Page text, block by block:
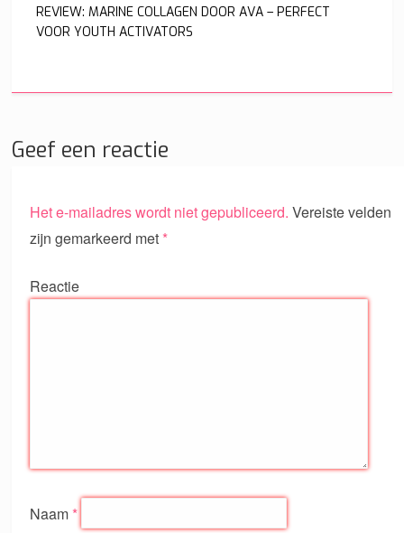
REVIEW: MARINE COLLAGEN DOOR AVA – PERFECT
VOOR YOUTH ACTIVATORS
Geef een reactie
Het e-mailadres wordt niet gepubliceerd. Vereiste velden
zijn gemarkeerd met *
Reactie
Naam *